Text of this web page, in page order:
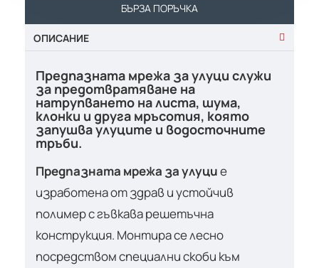
БЪРЗА ПОРЪЧКА
ОПИСАНИЕ
Предпазната мрежа за улуци служи
за предотвратяване на
натрупването на листа, шума,
клонки и друга мръсотия, която
запушва улуците и водосточните
тръби.
Предпазната мрежа за улуцие
изработена от здрав и устойчив
полимер с гъвкава решетъчна
конструкция. Монтира се лесно
посредством специални скоби към